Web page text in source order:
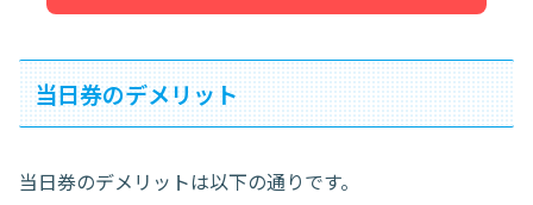
当日券のデメリット
当日券のデメリットは以下の通りです。